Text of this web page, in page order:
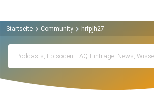
Startseite Community hrfpjh27